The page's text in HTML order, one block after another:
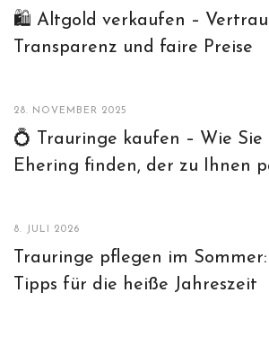
🛍️ Altgold verkaufen –
Transparenz und faire Preise
28. NOVEMBER 2025
💍 Trauringe kaufen – Wie
Ehering finden, der zu Ihnen
8. JULI 2026
Trauringe pflegen im
Tipps für die heiße Jahreszeit